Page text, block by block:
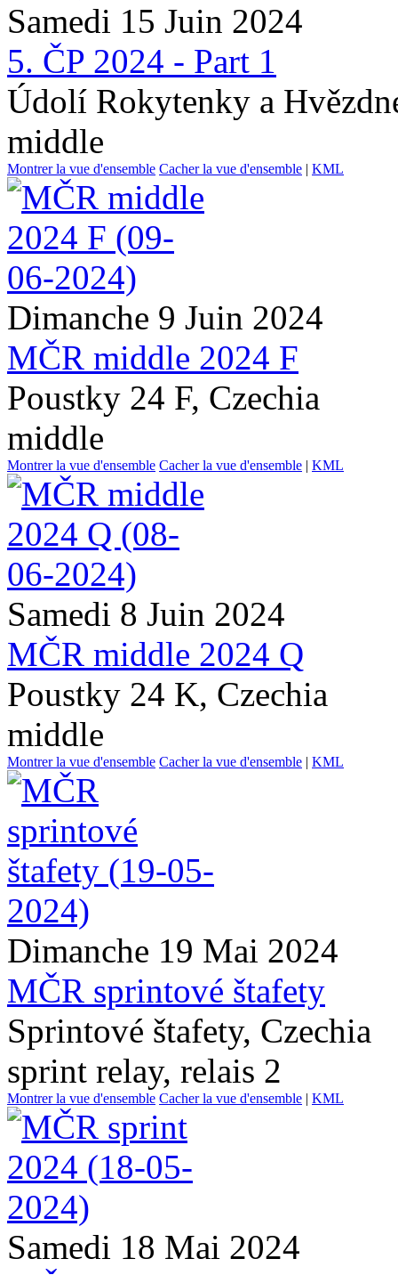
Samedi 15 Juin 2024
5. ČP 2024 - Part 1
Údolí Rokytenky a
middle
Montrer la vue d'ensemble Cacher la vue d'ensemble | KML
Dimanche 9 Juin 2024
MČR middle 2024 F
Poustky 24 F, Czechia
middle
Montrer la vue d'ensemble Cacher la vue d'ensemble | KML
Samedi 8 Juin 2024
MČR middle 2024 Q
Poustky 24 K, Czechia
middle
Montrer la vue d'ensemble Cacher la vue d'ensemble | KML
Dimanche 19 Mai 2024
MČR sprintové štafety
Sprintové štafety, Czechia
sprint relay, relais 2
Montrer la vue d'ensemble Cacher la vue d'ensemble | KML
Samedi 18 Mai 2024